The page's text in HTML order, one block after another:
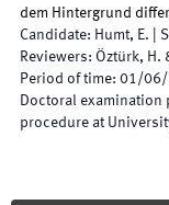
dem Hintergrund
Candidate: Humt, E.
Reviewers: Öztürk, H.
Period of time: 01/06/
Doctoral examination
procedure at